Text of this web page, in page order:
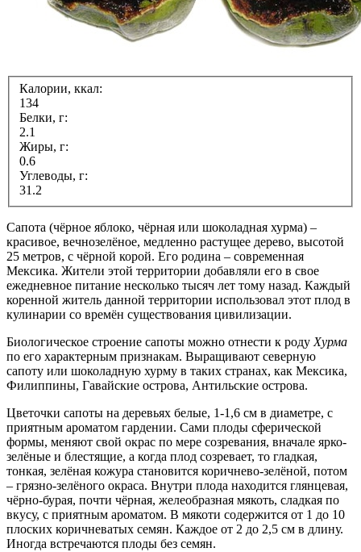
Калории, ккал:
134
Белки, г:
2.1
Жиры, г:
0.6
Углеводы, г:
31.2
Сапота (чёрное яблоко, чёрная или шоколадная хурма) –
красивое, вечнозелёное, медленно растущее дерево, высотой
25 метров, с чёрной корой. Его родина – современная
Мексика. Жители этой территории добавляли его в свое
ежедневное питание несколько тысяч лет тому назад. Каждый
коренной житель данной территории использовал этот плод в
кулинарии со времён существования цивилизации.
Биологическое строение сапоты можно отнести к родуХурма
по его характерным признакам. Выращивают северную
сапоту или шоколадную хурму в таких странах, как Мексика,
Филиппины, Гавайские острова, Антильские острова.
Цветочки сапоты на деревьях белые, 1-1,6 см в диаметре, с
приятным ароматом гардении. Сами плоды сферической
формы, меняют свой окрас по мере созревания, вначале ярко-
зелёные и блестящие, а когда плод созревает, то гладкая,
тонкая, зелёная кожура становится коричнево-зелёной, потом
– грязно-зелёного окраса. Внутри плода находится глянцевая,
чёрно-бурая, почти чёрная, желеобразная мякоть, сладкая по
вкусу, с приятным ароматом. В мякоти содержится от 1 до 10
плоских коричневатых семян. Каждое от 2 до 2,5 см в длину.
Иногда встречаются плоды без семян.